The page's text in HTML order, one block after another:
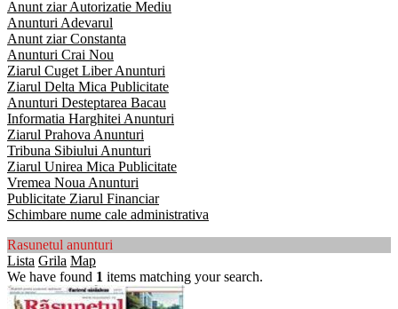
Anunt ziar Autorizatie Mediu
Anunturi Adevarul
Anunt ziar Constanta
Anunturi Crai Nou
Ziarul Cuget Liber Anunturi
Ziarul Delta Mica Publicitate
Anunturi Desteptarea Bacau
Informatia Harghitei Anunturi
Ziarul Prahova Anunturi
Tribuna Sibiului Anunturi
Ziarul Unirea Mica Publicitate
Vremea Noua Anunturi
Publicitate Ziarul Financiar
Schimbare nume cale administrativa
Rasunetul anunturi
Lista Grila Map
We have found 1 items matching your search.